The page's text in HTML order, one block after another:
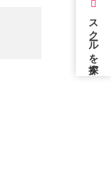
スクールを探す